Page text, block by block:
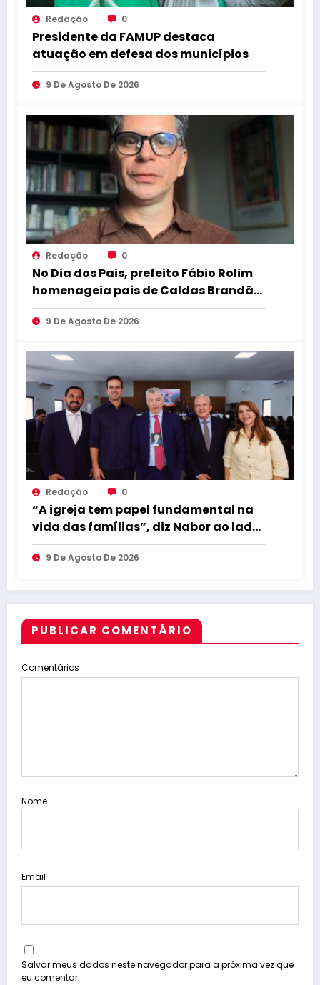
Redação 0
Presidente da FAMUP destaca
atuação em defesa dos municípios
9 De Agosto De 2026
Redação 0
No Dia dos Pais, prefeito Fábio Rolim
homenageia pais de Caldas Brandão
e destaca o amor que transforma ás
famílias
9 De Agosto De 2026
Redação 0
“A igreja tem papel fundamental na
vida das famílias”, diz Nabor ao lado
de Lucas em encontro evangélico
9 De Agosto De 2026
PUBLICAR COMENTÁRIO
Comentários
Nome
Email
Salvar meus dados neste navegador para a próxima vez que
eu comentar.